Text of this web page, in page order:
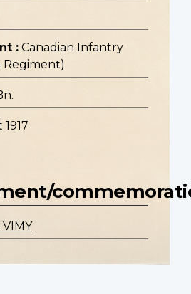
: Canadian Infantry
Regiment)
1917
VIMY